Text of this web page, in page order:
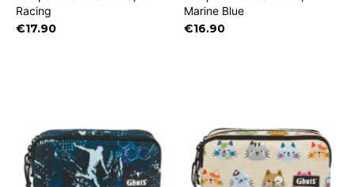
Racing
€17.90
Marine Blue
€16.90